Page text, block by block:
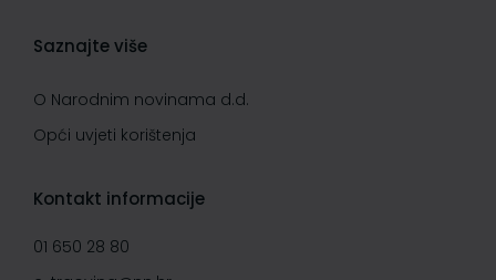
Saznajte više
O Narodnim novinama d.d.
Opći uvjeti korištenja
Kontakt informacije
01 650 28 80